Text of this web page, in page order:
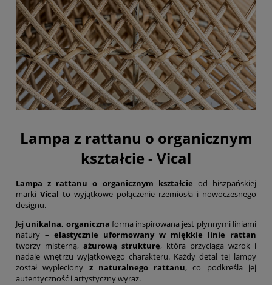
Lampa z rattanu o organicznym
kształcie - Vical
Lampa z rattanu o organicznym kształcie od hiszpańskiej
marki Vical to wyjątkowe połączenie rzemiosła i nowoczesnego
designu.
Jej unikalna, organiczna forma inspirowana jest płynnymi liniami
natury – elastycznie uformowany w miękkie linie rattan
tworzy misterną, ażurową strukturę, która przyciąga wzrok i
nadaje wnętrzu wyjątkowego charakteru. Każdy detal tej lampy
został wypleciony z naturalnego rattanu, co podkreśla jej
autentyczność i artystyczny wyraz.